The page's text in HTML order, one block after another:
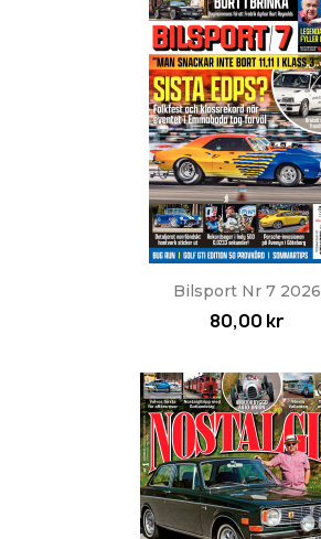
Bilsport Nr 7 2026
80,00 kr